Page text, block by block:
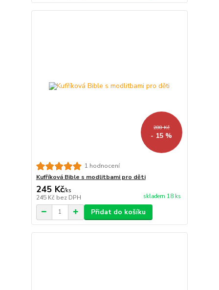
288 Kč
- 15 %
1 hodnocení
Kufříková Bible s modlitbami pro děti
245 Kč/ks
245 Kč bez DPH skladem 18 ks
Přidat do košíku